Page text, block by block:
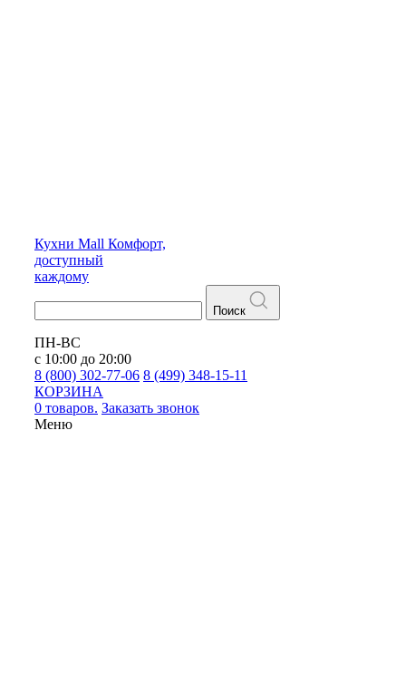
Кухни Mall Комфорт,
доступный
каждому
Поиск
ПН-ВС
с 10:00 до 20:00
8 (800) 302-77-06 8 (499) 348-15-11
КОРЗИНА
0 товаров. Заказать звонок
Меню